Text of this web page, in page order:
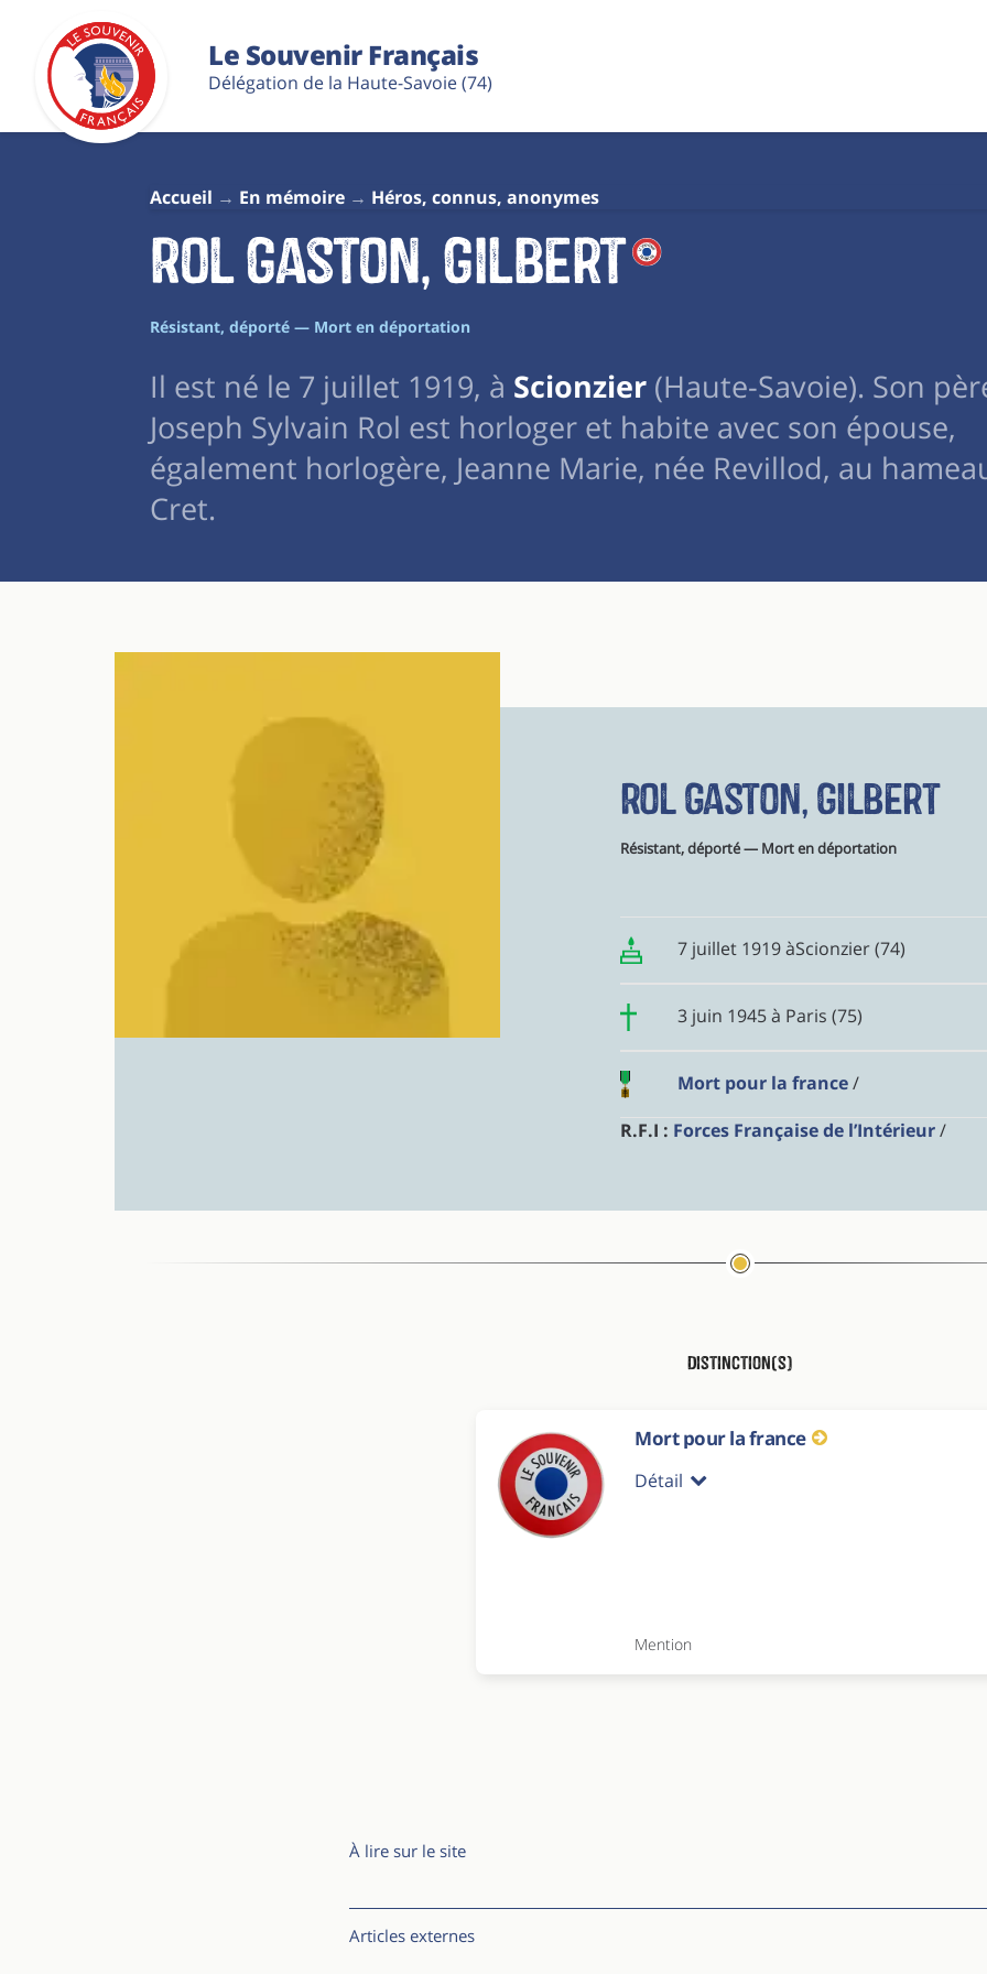
Le Souvenir Français
Délégation de la Haute-Savoie (74)
Accueil En mémoire Héros, connus, anonymes
Rol Gaston, Gilbert
Résistant, déporté — Mort en déportation
Il est né le 7 juillet 1919, à Scionzier (Haute-Savoie). Son
Joseph Sylvain Rol est horloger et habite avec son épouse,
également horlogère, Jeanne Marie, née Revillod, au
Cret.
Rol Gaston, Gilbert
Résistant, déporté — Mort en déportation
7 juillet 1919 àScionzier (74)
3 juin 1945 à Paris (75)
Mort pour la france/
R.F.I : Forces Française de l’Intérieur/
Distinction(s)
Mort pour la france
Détail
Mention
À lire sur le site
Articles externes